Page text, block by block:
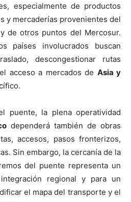
especialmente de productos
y mercaderías provenientes del
de otros puntos del Mercosur.
países involucrados buscan
descongestionar rutas
acceso a mercados de Asia y
puente, la plena operatividad
dependerá también de obras
accesos, pasos fronterizos,
Sin embargo, la cercanía de la
del puente representa un
regional y para un
el mapa del transporte y el